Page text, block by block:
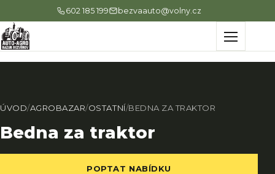
602 185 199 bezvaauto@volny.cz
Menu
ÚVOD/AGROBAZAR/OSTATNÍ/BEDNA ZA TRAKTOR
Bedna za traktor
POPTAT NABÍDKU